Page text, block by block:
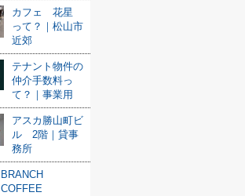
カフェ 花星
って？｜松山市
近郊
テナント物件の
仲介手数料っ
て？｜事業用
アスカ勝山町ビ
ル 2階｜貸事
務所
BRANCH
COFFEE